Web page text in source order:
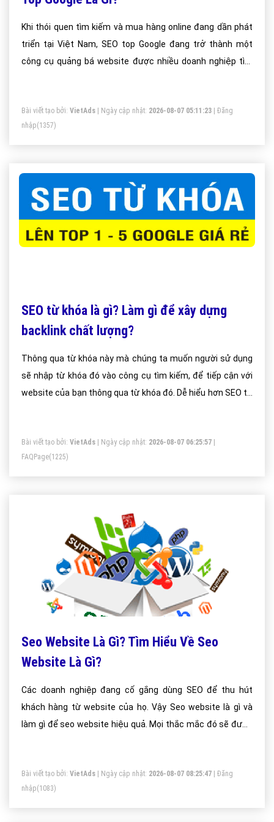
Khi thói quen tìm kiếm và mua hàng online đang dần phát
triển tại Việt Nam, SEO top Google đang trở thành một
công cụ quảng bá website được nhiều doanh nghiệp tìm
hàng tiềm năng.
Bài viết tạo bởi: VietAds | Ngày cập nhật: 2026-08-07 05:11:23
Đăng
nhập(1357)
SEO từ khóa là gì? Làm gì để xây dựng
backlink chất lượng?
Thông qua từ khóa này mà chúng ta muốn người sử dụng
sẽ nhập từ khóa đó vào công cụ tìm kiếm, để tiếp cận với
website của bạn thông qua từ khóa đó. Dễ hiểu hơn SEO từ
Bài viết tạo bởi: VietAds | Ngày cập nhật: 2026-08-07 06:25:57
FAQPage(1225)
Seo Website Là Gì? Tìm Hiểu Về Seo
Website Là Gì?
Các doanh nghiệp đang cố gắng dùng SEO để thu hút
khách hàng từ website của họ. Vậy Seo website là gì và
làm gì để seo website hiệu quả. Mọi thắc mắc đó sẽ được
Bài viết tạo bởi: VietAds | Ngày cập nhật: 2026-08-07 08:25:47
Đăng
nhập(1083)